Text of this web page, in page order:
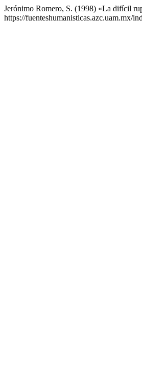
Jerónimo Romero, S. (1998) «La difícil
https://fuenteshumanisticas.azc.uam.mx/